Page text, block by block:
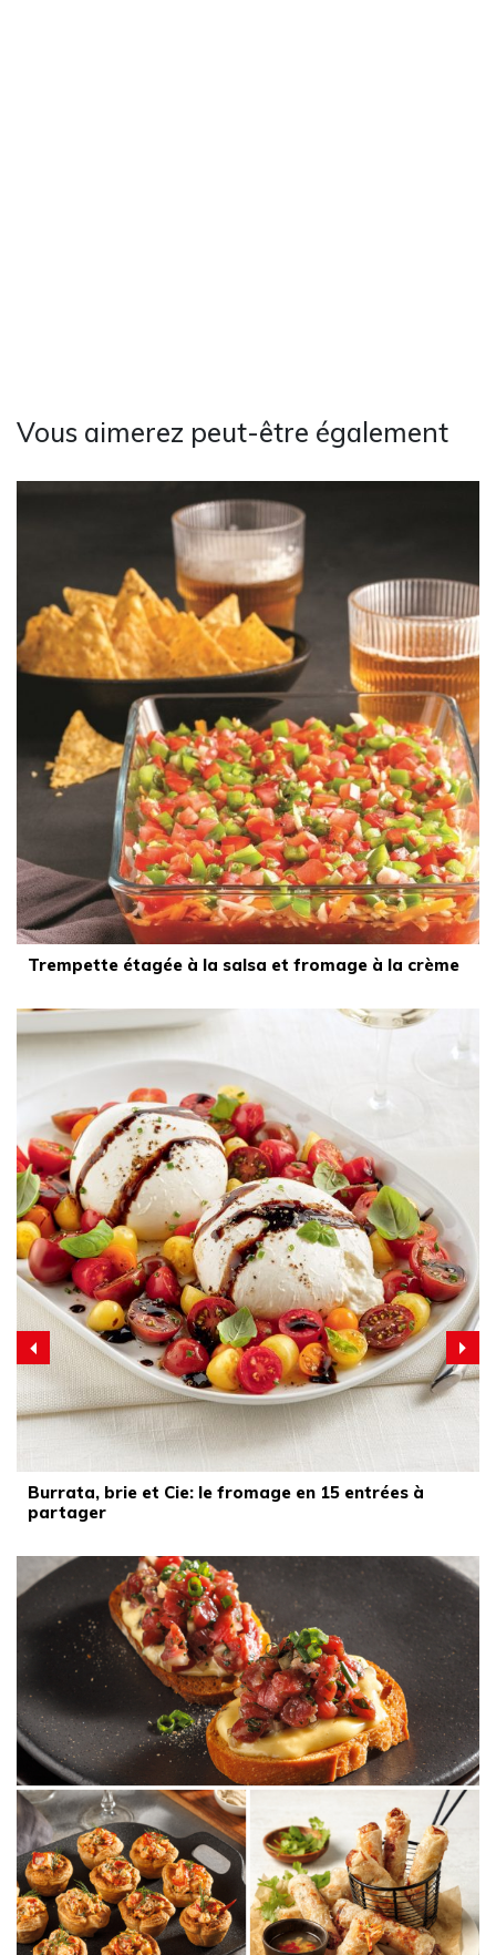
Vous aimerez peut-être également
Trempette étagée à la salsa et fromage à la crème
Burrata, brie et Cie: le fromage en 15 entrées à
partager